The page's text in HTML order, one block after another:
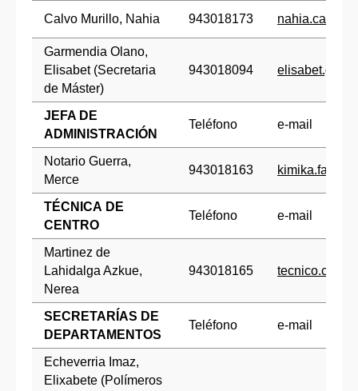
Calvo Murillo, Nahia 943018173
Garmendia Olano,
Elisabet (Secretaria
de Máster)
943018094
JEFA DE
ADMINISTRACIÓN
Teléfono e-mail
Notario Guerra,
Merce
943018163
TÉCNICA DE
CENTRO
Teléfono e-mail
Martinez de
Lahidalga Azkue,
Nerea
943018165
SECRETARÍAS DE
DEPARTAMENTOS
Teléfono e-mail
Echeverria Imaz,
Elixabete (Polímeros